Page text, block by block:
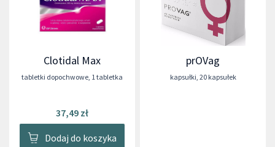
Clotidal Max
tabletki dopochwowe, 1 tabletka
37,49 zł
Dodaj do koszyka
prOVag
kapsułki, 20 kapsułek